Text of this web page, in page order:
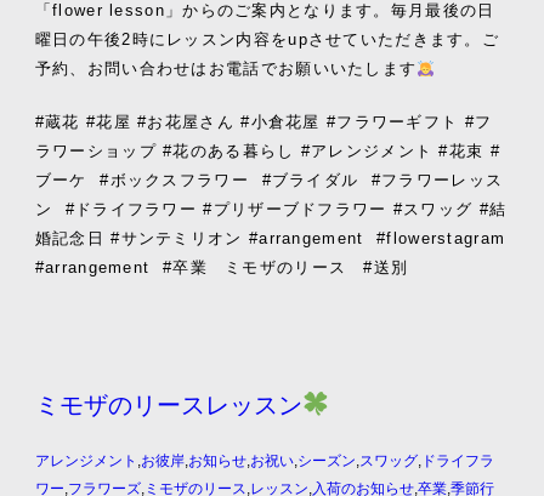
「flower lesson」からのご案内となります。毎月最後の日
曜日の午後2時にレッスン内容をupさせていただきます。ご
予約、お問い合わせはお電話でお願いいたします
#蔵花 #花屋 #お花屋さん #小倉花屋 #フラワーギフト #フ
ラワーショップ #花のある暮らし #アレンジメント #花束 #
ブーケ
#ボックスフラワー #ブライダル
#フラワーレッス
ン
#ドライフラワー #プリザーブドフラワー #スワッグ #結
婚記念日 #サンテミリオン #arrangement
#flowerstagram
#arrangement
#卒業 ミモザのリース #送別
ミモザのリースレッスン
アレンジメント ,お彼岸,お知らせ,お祝い,シーズン,スワッグ,ドライフラ
ワー,フラワーズ,ミモザのリース,レッスン,入荷のお知らせ,卒業,季節行